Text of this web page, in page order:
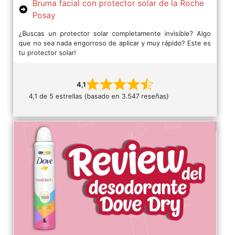
Bruma facial con protector solar de la Roche
Posay
¿Buscas un protector solar completamente invisible? Algo
que no sea nada engorroso de aplicar y muy rápido? Este es
tu protector solar!
4,1
4,1 de 5 estrellas (basado en 3.547 reseñas)